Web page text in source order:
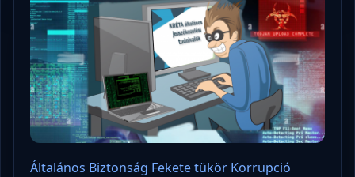
Általános Biztonság Fekete tükör Korrupció